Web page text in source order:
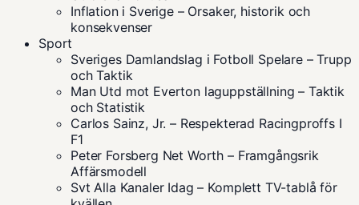
Inflation i Sverige – Orsaker, historik och
konsekvenser
Sport
Sveriges Damlandslag i Fotboll Spelare – Trupp
och Taktik
Man Utd mot Everton laguppställning – Taktik
och Statistik
Carlos Sainz, Jr. – Respekterad Racingproffs I
F1
Peter Forsberg Net Worth – Framgångsrik
Affärsmodell
Svt Alla Kanaler Idag – Komplett TV-tablå för